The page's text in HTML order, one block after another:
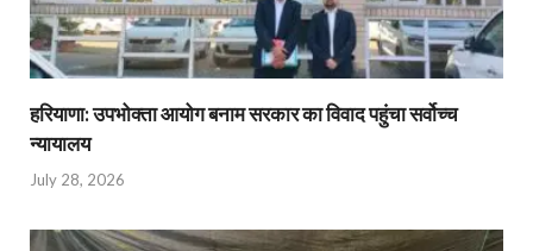
हरियाणा: उपभोक्ता आयोग बनाम सरकार का विवाद पहुंचा सर्वोच्च
न्यायालय
July 28, 2026